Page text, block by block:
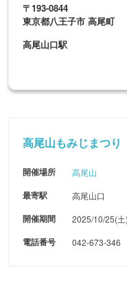
〒193-0844
東京都八王子市 高尾町
高尾山口駅
高尾山もみじまつり
開催場所 高尾山
最寄駅 高尾山口
開催期間 2025/10/25(
電話番号 042-673-346